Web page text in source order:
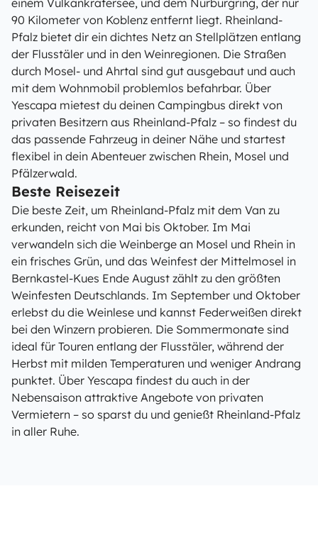
einem Vulkankratersee, und dem Nürburgring, der nur
90 Kilometer von Koblenz entfernt liegt. Rheinland-
Pfalz bietet dir ein dichtes Netz an Stellplätzen entlang
der Flusstäler und in den Weinregionen. Die Straßen
durch Mosel- und Ahrtal sind gut ausgebaut und auch
mit dem Wohnmobil problemlos befahrbar. Über
Yescapa mietest du deinen Campingbus direkt von
privaten Besitzern aus Rheinland-Pfalz – so findest du
das passende Fahrzeug in deiner Nähe und startest
flexibel in dein Abenteuer zwischen Rhein, Mosel und
Pfälzerwald.
Beste Reisezeit
Die beste Zeit, um Rheinland-Pfalz mit dem Van zu
erkunden, reicht von Mai bis Oktober. Im Mai
verwandeln sich die Weinberge an Mosel und Rhein in
ein frisches Grün, und das Weinfest der Mittelmosel in
Bernkastel-Kues Ende August zählt zu den größten
Weinfesten Deutschlands. Im September und Oktober
erlebst du die Weinlese und kannst Federweißen direkt
bei den Winzern probieren. Die Sommermonate sind
ideal für Touren entlang der Flusstäler, während der
Herbst mit milden Temperaturen und weniger Andrang
punktet. Über Yescapa findest du auch in der
Nebensaison attraktive Angebote von privaten
Vermietern – so sparst du und genießt Rheinland-Pfalz
in aller Ruhe.